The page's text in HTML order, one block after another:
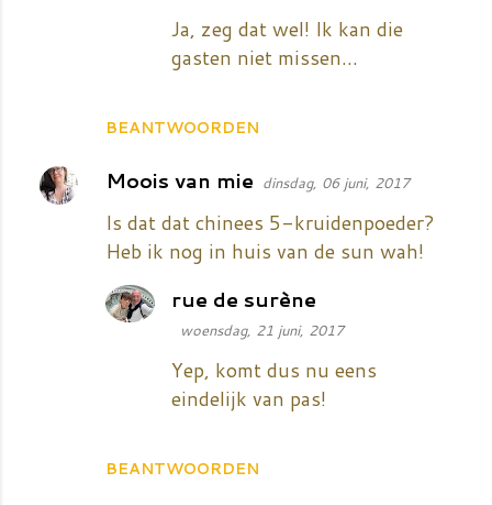
BEANTWOORDEN
Ja, zeg dat wel! Ik kan die
gasten niet missen...
Moois van mie dinsdag, 06 juni, 2017
Is dat dat chinees 5-kruidenpoeder?
Heb ik nog in huis van de sun wah!
BEANTWOORDEN
rue de surène
woensdag, 21 juni, 2017
Yep, komt dus nu eens
eindelijk van pas!